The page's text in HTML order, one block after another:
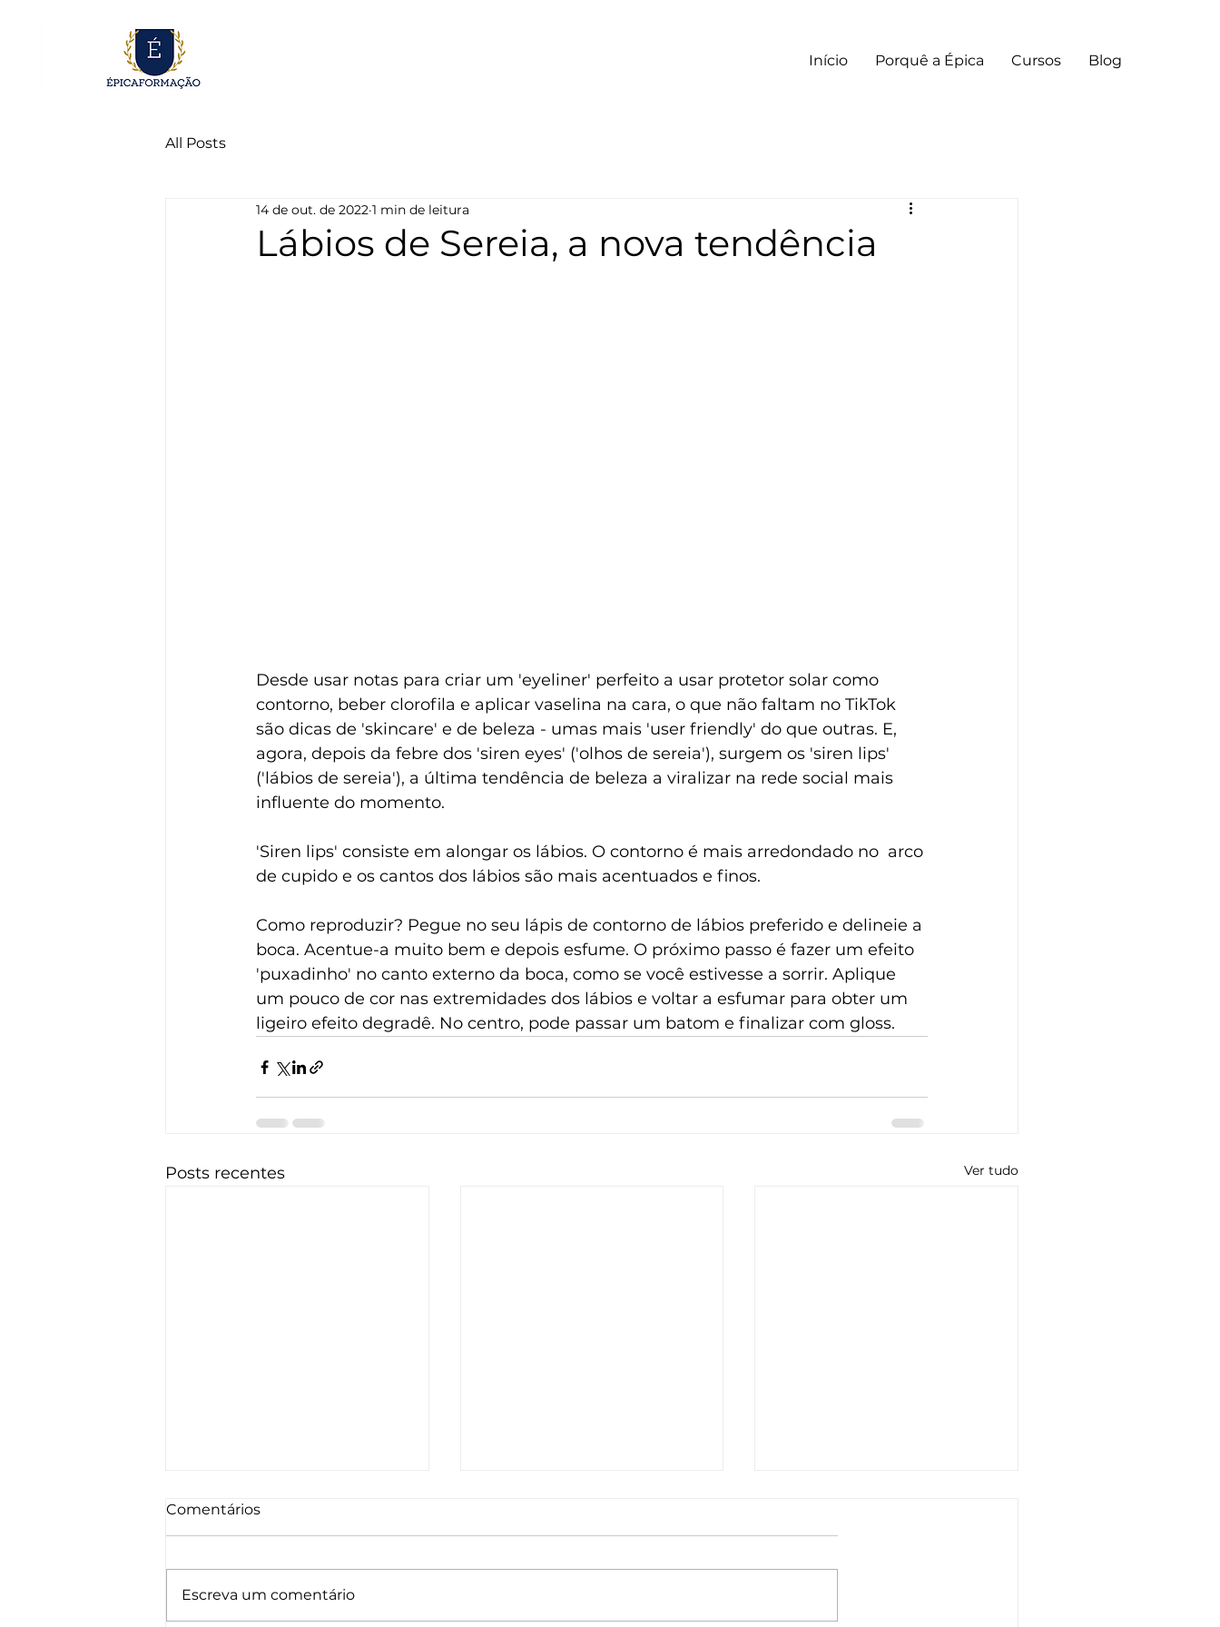
Início Porquê a Épica Cursos Blog
All Posts
Lábios de Sereia, a nova tendência
14 de out. de 2022 1 min de leitura
Desde usar notas para criar um 'eyeliner' perfeito a usar protetor solar como
contorno, beber clorofila e aplicar vaselina na cara, o que não faltam no TikTok
são dicas de 'skincare' e de beleza - umas mais 'user friendly' do que outras. E,
agora, depois da febre dos 'siren eyes' ('olhos de sereia'), surgem os 'siren lips'
('lábios de sereia'), a última tendência de beleza a viralizar na rede social mais
influente do momento.
'Siren lips' consiste em alongar os lábios. O contorno é mais arredondado no  arco
de cupido e os cantos dos lábios são mais acentuados e finos.
Como reproduzir? Pegue no seu lápis de contorno de lábios preferido e delineie a
boca. Acentue-a muito bem e depois esfume. O próximo passo é fazer um efeito
'puxadinho' no canto externo da boca, como se você estivesse a sorrir. Aplique
um pouco de cor nas extremidades dos lábios e voltar a esfumar para obter um
ligeiro efeito degradê. No centro, pode passar um batom e finalizar com gloss.
Posts recentes Ver tudo
Comentários
Escreva um comentário